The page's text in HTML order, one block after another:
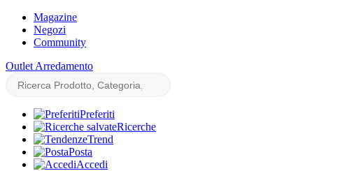
Magazine
Negozi
Community
Outlet Arredamento
Preferiti
Ricerche
Trend
Posta
Accedi